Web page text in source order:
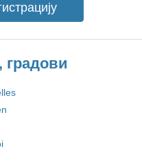
градови